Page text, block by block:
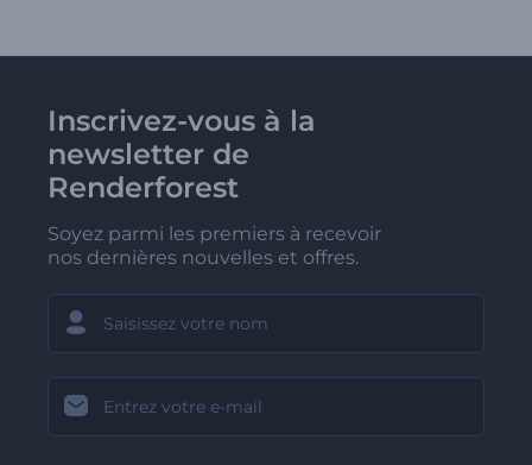
Inscrivez-vous à la
newsletter de
Renderforest
Soyez parmi les premiers à recevoir
nos dernières nouvelles et offres.